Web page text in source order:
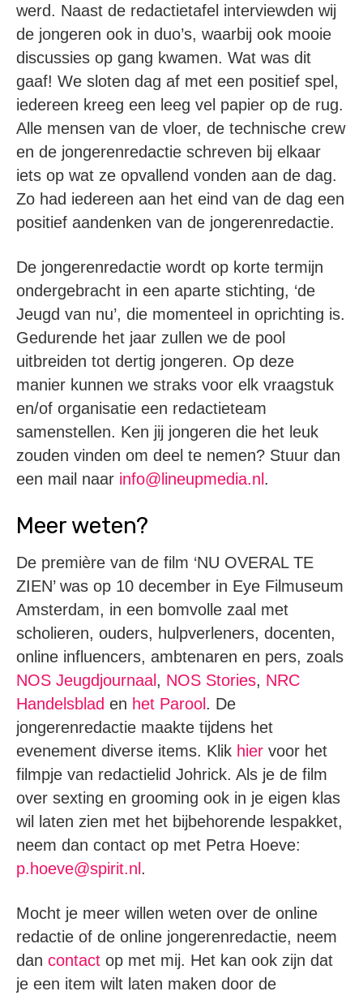
werd. Naast de redactietafel interviewden wij
de jongeren ook in duo’s, waarbij ook mooie
discussies op gang kwamen. Wat was dit
gaaf! We sloten dag af met een positief spel,
iedereen kreeg een leeg vel papier op de rug.
Alle mensen van de vloer, de technische crew
en de jongerenredactie schreven bij elkaar
iets op wat ze opvallend vonden aan de dag.
Zo had iedereen aan het eind van de dag een
positief aandenken van de jongerenredactie.
De jongerenredactie wordt op korte termijn
ondergebracht in een aparte stichting, ‘de
Jeugd van nu’, die momenteel in oprichting is.
Gedurende het jaar zullen we de pool
uitbreiden tot dertig jongeren. Op deze
manier kunnen we straks voor elk vraagstuk
en/of organisatie een redactieteam
samenstellen. Ken jij jongeren die het leuk
zouden vinden om deel te nemen? Stuur dan
een mail naar info@lineupmedia.nl.
Meer weten?
De première van de film ‘NU OVERAL TE
ZIEN’ was op 10 december in Eye Filmuseum
Amsterdam, in een bomvolle zaal met
scholieren, ouders, hulpverleners, docenten,
online influencers, ambtenaren en pers, zoals
NOS Jeugdjournaal, NOS Stories, NRC
Handelsblad en het Parool. De
jongerenredactie maakte tijdens het
evenement diverse items. Klik hier voor het
filmpje van redactielid Johrick. Als je de film
over sexting en grooming ook in je eigen klas
wil laten zien met het bijbehorende lespakket,
neem dan contact op met Petra Hoeve:
p.hoeve@spirit.nl.
Mocht je meer willen weten over de online
redactie of de online jongerenredactie, neem
dan contact op met mij. Het kan ook zijn dat
je een item wilt laten maken door de